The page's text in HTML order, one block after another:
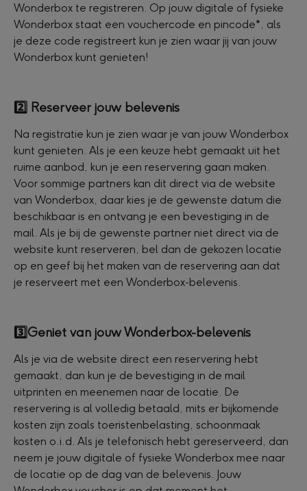
Wonderbox te registreren. Op jouw digitale of fysieke
Wonderbox staat een vouchercode en pincode*, als
je deze code registreert kun je zien waar jij van jouw
Wonderbox kunt genieten!
2️⃣ Reserveer jouw belevenis
Na registratie kun je zien waar je van jouw Wonderbox
kunt genieten. Als je een keuze hebt gemaakt uit het
ruime aanbod, kun je een reservering gaan maken.
Voor sommige partners kan dit direct via de website
van Wonderbox, daar kies je de gewenste datum die
beschikbaar is en ontvang je een bevestiging in de
mail. Als je bij de gewenste partner niet direct via de
website kunt reserveren, bel dan de gekozen locatie
op en geef bij het maken van de reservering aan dat
je reserveert met een Wonderbox-belevenis.
3️⃣Geniet van jouw Wonderbox-belevenis
Als je via de website direct een reservering hebt
gemaakt, dan kun je de bevestiging in de mail
uitprinten en meenemen naar de locatie. De
reservering is al volledig betaald, mits er bijkomende
kosten zijn zoals toeristenbelasting, schoonmaak
kosten o.i.d. Als je telefonisch hebt gereserveerd, dan
neem je jouw digitale of fysieke Wonderbox mee naar
de locatie op de dag van de belevenis. Jouw